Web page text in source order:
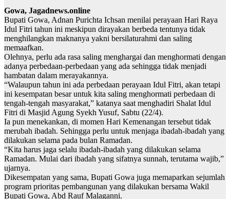
Gowa, Jagadnews.online
Bupati Gowa, Adnan Purichta Ichsan menilai perayaan Hari Raya
Idul Fitri tahun ini meskipun dirayakan berbeda tentunya tidak
menghilangkan maknanya yakni bersilaturahmi dan saling
memaafkan.
Olehnya, perlu ada rasa saling menghargai dan menghormati dengan
adanya perbedaan-perbedaan yang ada sehingga tidak menjadi
hambatan dalam merayakannya.
“Walaupun tahun ini ada perbedaan perayaan Idul Fitri, akan tetapi
ini kesempatan besar untuk kita saling menghormati perbedaan di
tengah-tengah masyarakat,” katanya saat menghadiri Shalat Idul
Fitri di Masjid Agung Syekh Yusuf, Sabtu (22/4).
Ia pun menekankan, di momen Hari Kemenangan tersebut tidak
merubah ibadah. Sehingga perlu untuk menjaga ibadah-ibadah yang
dilakukan selama pada bulan Ramadan.
“Kita harus jaga selalu ibadah-ibadah yang dilakukan selama
Ramadan. Mulai dari ibadah yang sifatnya sunnah, terutama wajib,”
ujarnya.
Dikesempatan yang sama, Bupati Gowa juga memaparkan sejumlah
program prioritas pembangunan yang dilakukan bersama Wakil
Bupati Gowa, Abd Rauf Malaganni.